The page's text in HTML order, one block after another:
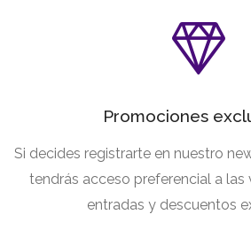
Promociones
Si decides registrarte en nuestro
tendrás acceso preferencial a las
entradas y descuentos